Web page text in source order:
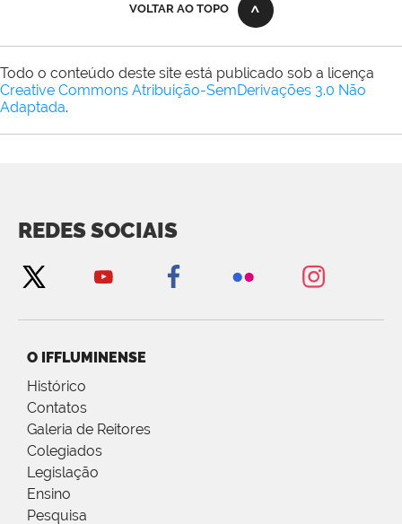
VOLTAR AO TOPO
Todo o conteúdo deste site está publicado sob a licença
Creative Commons Atribuição-SemDerivações 3.0 Não
Adaptada.
REDES SOCIAIS
O IFFLUMINENSE
Histórico
Contatos
Galeria de Reitores
Colegiados
Legislação
Ensino
Pesquisa